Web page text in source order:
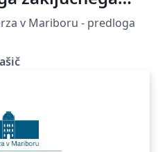
v Mariboru - predloga